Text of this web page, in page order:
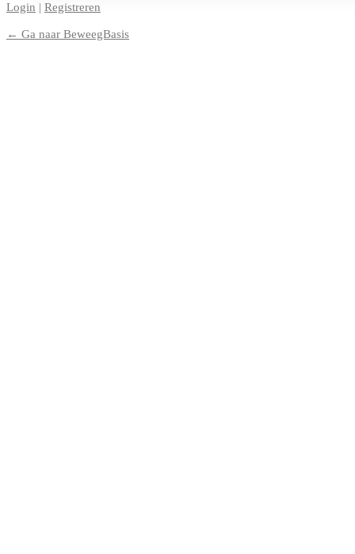
Login | Registreren
← Ga naar BeweegBasis